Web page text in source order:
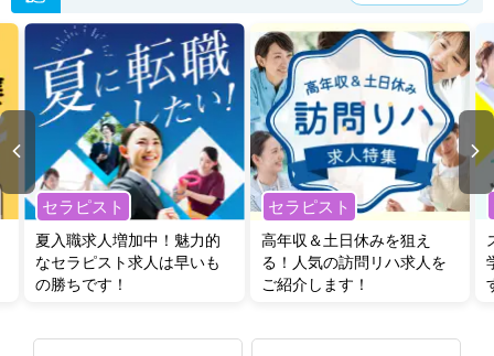
セラピスト
夏入職求人増加中！魅力的
なセラピスト求人は早いも
の勝ちです！
セラピスト
高年収＆土日休みを狙え
る！人気の訪問リハ求人を
ご紹介します！